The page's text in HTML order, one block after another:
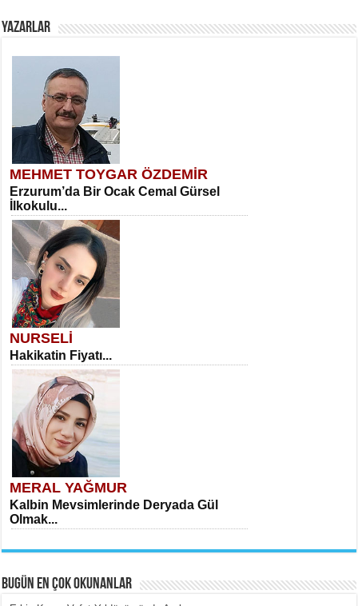
YAZARLAR
MEHMET TOYGAR ÖZDEMİR
Erzurum’da Bir Ocak Cemal Gürsel
İlkokulu...
NURSELİ
Hakikatin Fiyatı...
MERAL YAĞMUR
Kalbin Mevsimlerinde Deryada Gül
Olmak...
BUGÜN EN ÇOK OKUNANLAR